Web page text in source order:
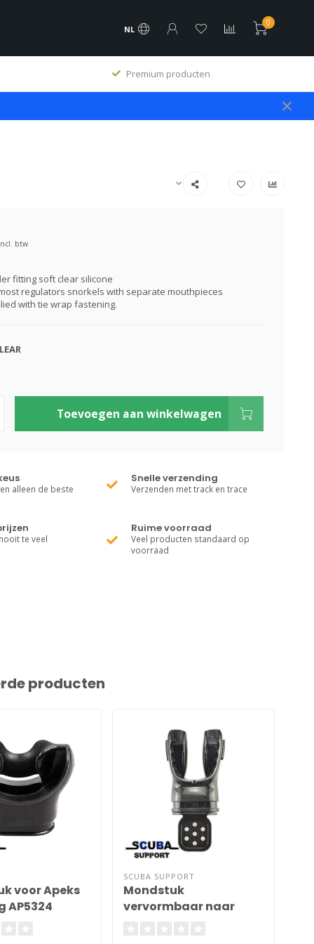
NL
0
Premium producten
btw
fitting soft clear silicone
regulators snorkels with separate mouthpieces
with tie wrap fastening.
Toevoegen aan winkelwagen
alleen de beste
Snelle verzending
Verzenden met track en trace
te veel
Ruime voorraad
Veel producten standaard op
voorraad
producten
voor Apeks
AP5324
SCUBA SUPPORT
Mondstuk
vervormbaar naar